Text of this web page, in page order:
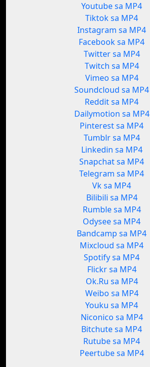
Youtube sa MP4
Tiktok sa MP4
Instagram sa MP4
Facebook sa MP4
Twitter sa MP4
Twitch sa MP4
Vimeo sa MP4
Soundcloud sa MP4
Reddit sa MP4
Dailymotion sa MP4
Pinterest sa MP4
Tumblr sa MP4
Linkedin sa MP4
Snapchat sa MP4
Telegram sa MP4
Vk sa MP4
Bilibili sa MP4
Rumble sa MP4
Odysee sa MP4
Bandcamp sa MP4
Mixcloud sa MP4
Spotify sa MP4
Flickr sa MP4
Ok.Ru sa MP4
Weibo sa MP4
Youku sa MP4
Niconico sa MP4
Bitchute sa MP4
Rutube sa MP4
Peertube sa MP4